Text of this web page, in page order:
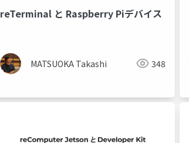
reTerminal と Raspberry Piデバイス
MATSUOKA Takashi 348